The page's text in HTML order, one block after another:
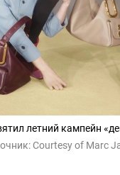
летний кампейн
Courtesy of Marc